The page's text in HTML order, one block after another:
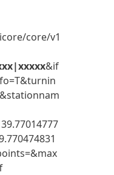
core/v1
&if